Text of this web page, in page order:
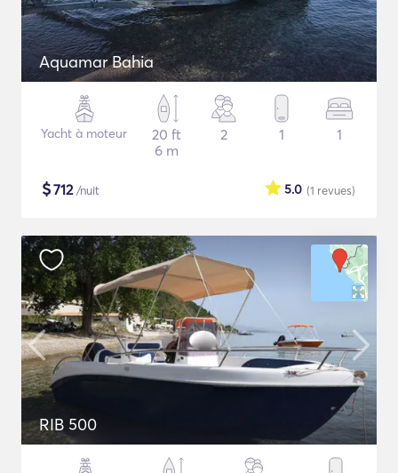
Aquamar Bahia
Yacht à moteur
20 ft
6 m
2 1 1
$712/nuit (1 revues)
5.0
RIB 500